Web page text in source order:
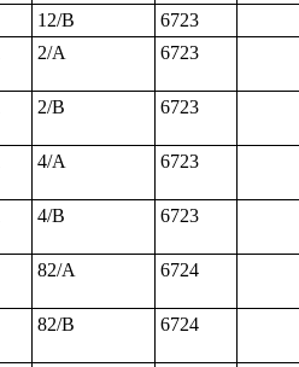
12/B
6723
2/A 6723
2/B 6723
4/A 6723
4/B 6723
82/A 6724
82/B 6724